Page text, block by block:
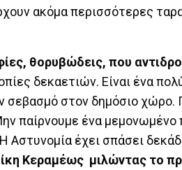
ακόμα περισσότερες
θορυβώδεις, που
δεκαετιών. Είναι ένα
σεβασμό στον δημόσιο χώρο.
παίρνουμε ένα μεμονωμένο
Αστυνομία έχει σπάσει
Κεραμέως μιλώντας το